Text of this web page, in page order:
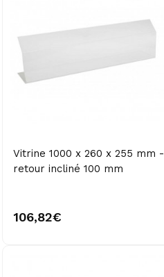
Vitrine 1000 x 260 x 255 mm -
retour incliné 100 mm
106,82€